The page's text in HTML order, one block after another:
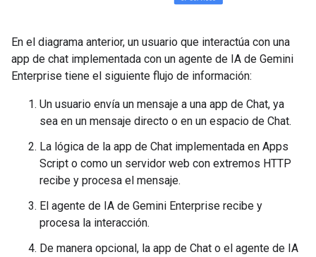
En el diagrama anterior, un usuario que interactúa con una
app de chat implementada con un agente de IA de Gemini
Enterprise tiene el siguiente flujo de información:
Un usuario envía un mensaje a una app de Chat, ya
sea en un mensaje directo o en un espacio de Chat.
La lógica de la app de Chat implementada en Apps
Script o como un servidor web con extremos HTTP
recibe y procesa el mensaje.
El agente de IA de Gemini Enterprise recibe y
procesa la interacción.
De manera opcional, la app de Chat o el agente de IA